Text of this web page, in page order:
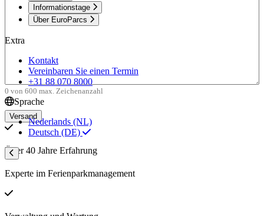
Informationstage
Über EuroParcs
Extra
Kontakt
Vereinbaren Sie einen Termin
+31 88 070 8000
Sprache
Nederlands (NL)
Deutsch (DE)
0 von 600 max. Zeichenanzahl
Über 40 Jahre Erfahrung
Experte im Ferienparkmanagement